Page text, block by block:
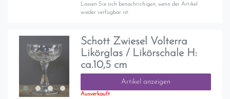
Lassen Sie sich benachrichigen, wenn der Artikel
wieder verfügbar ist.
Schott Zwiesel Volterra
Likörglas / Likörschale H:
ca.10,5 cm
Artikel anzeigen
Ausverkauft